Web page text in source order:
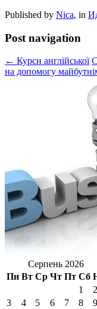
Published by Nica, in
Post navigation
← Курси англійської
на допомогу
Серпень 2026
Пн Вт Ср Чт Пт Сб
1
2
3
4 5 6 7 8
9